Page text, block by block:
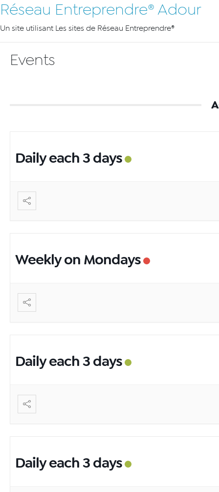
Réseau Entreprendre® Adour
Un site utilisant Les sites de Réseau Entreprendre®
Events
Daily each 3 days
Weekly on Mondays
Daily each 3 days
Daily each 3 days